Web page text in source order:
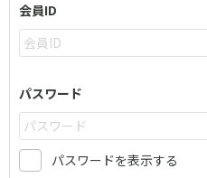
会員ID
パスワード
パスワードを表示する